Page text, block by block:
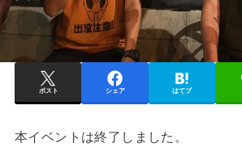
ポスト シェア はてブ
本イベントは終了しました。